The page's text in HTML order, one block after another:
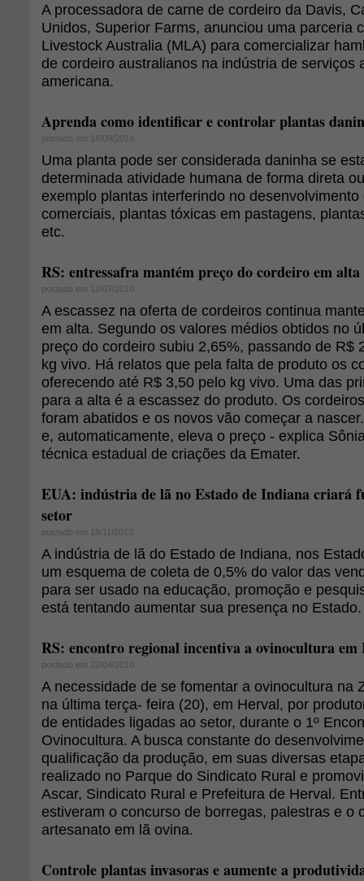
A processadora de carne de cordeiro da Davis,
Unidos, Superior Farms, anunciou uma parceria
Livestock Australia (MLA) para comercializar
de cordeiro australianos na indústria de serviços
americana.
Aprenda como identificar e controlar plantas
postado em 18/09/2014
Uma planta pode ser considerada daninha se
determinada atividade humana de forma direta
exemplo plantas interferindo no desenvolvimento
comerciais, plantas tóxicas em pastagens,
etc.
RS: entressafra mantém preço do cordeiro em alta
postado em 12/07/2010
A escassez na oferta de cordeiros continua
em alta. Segundo os valores médios obtidos no
preço do cordeiro subiu 2,65%, passando de R$
kg vivo. Há relatos que pela falta de produto os
oferecendo até R$ 3,50 pelo kg vivo. Uma das
para a alta é a escassez do produto. Os
foram abatidos e os novos vão começar a
e, automaticamente, eleva o preço - explica
técnica estadual de criações da Emater.
EUA: indústria de lã no Estado de Indiana criará
setor
postado em 18/11/2013
A indústria de lã do Estado de Indiana, nos
um esquema de coleta de 0,5% do valor das
para ser usado na educação, promoção e
está tentando aumentar sua presença no Estado.
RS: encontro regional incentiva a ovinocultura em
postado em 22/04/2010
A necessidade de se fomentar a ovinocultura na
na última terça- feira (20), em Herval, por
de entidades ligadas ao setor, durante o 1º
Ovinocultura. A busca constante do
qualificação da produção, em suas diversas
realizado no Parque do Sindicato Rural e
Ascar, Sindicato Rural e Prefeitura de Herval.
estiveram o concurso de borregas, palestras e o
artesanato em lã ovina.
Controle plantas invasoras e aumente a